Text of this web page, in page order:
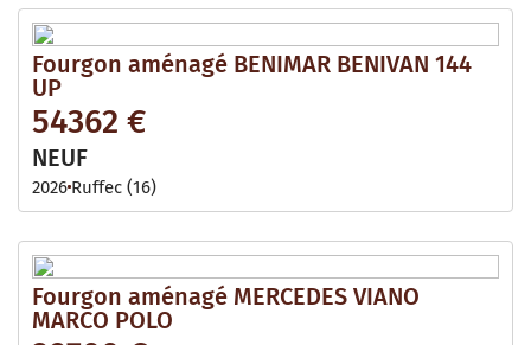
Fourgon aménagé BENIMAR BENIVAN 144
UP
54362 €
NEUF
2026 Ruffec (16)
Fourgon aménagé MERCEDES VIANO
MARCO POLO